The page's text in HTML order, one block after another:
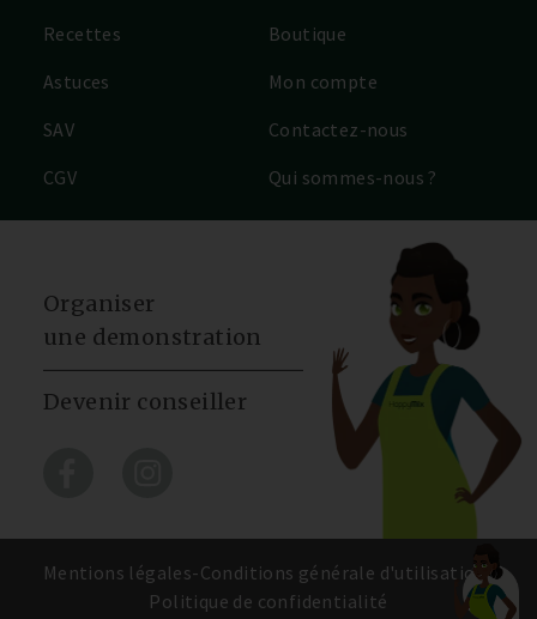
Recettes
Astuces
SAV
CGV
Boutique
Mon compte
Contactez-nous
Qui sommes-nous ?
Organiser
une demonstration
Devenir conseiller
Mentions légales-Conditions générale d'utilisation-
Politique de confidentialité